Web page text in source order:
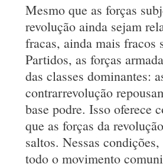
Mesmo que as forças
revolução ainda sejam
fracas, ainda mais fracos
Partidos, as forças
das classes dominantes:
contrarrevolução
base podre. Isso oferece
que as forças da
saltos. Nessas
todo o movimento